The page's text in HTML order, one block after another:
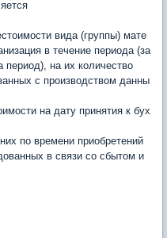
вида (группы) мате
в течение периода (за
период), на их количество
с производством данны
на дату принятия к бух
по времени приобретений
в связи со сбытом и